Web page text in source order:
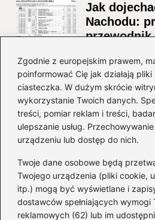
Zgodnie z europejskim prawem,
poinformować Cię jak działają
ciasteczka. W dużym skrócie
wykorzystanie Twoich danych.
treści, pomiar reklam i treści,
ulepszanie usług.
urządzeniu lub dostęp do nich.
Twoje dane osobowe będą
Twojego urządzenia (pliki cookie,
itp.) mogą być wyświetlane i
dostawców spełniających wymogi
reklamowych (62) lub im
Jak
Nachodu:
przewodnik
Ile alkoholu
przewieźć
Przewodnik
Ciekawostki(8)
Kultura i tradycje(10)
Loty(237)